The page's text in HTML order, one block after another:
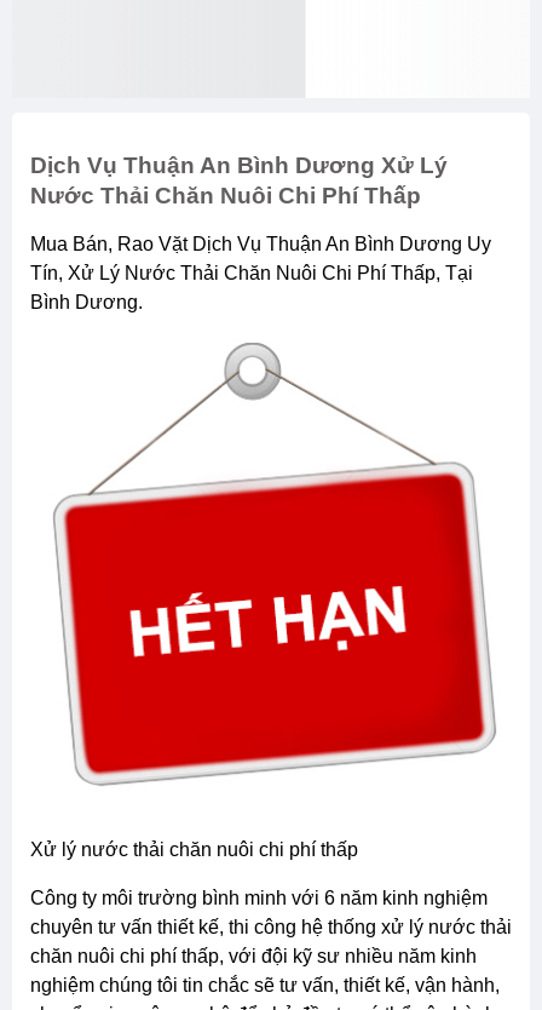
Dịch Vụ Thuận An Bình Dương Xử Lý
Nước Thải Chăn Nuôi Chi Phí Thấp
Mua Bán, Rao Vặt Dịch Vụ Thuận An Bình Dương Uy
Tín, Xử Lý Nước Thải Chăn Nuôi Chi Phí Thấp, Tại
Bình Dương.
xử lý nước thải chăn nuôi chi phí thấp
công ty môi trường bình minh với 6 năm kinh nghiệm
chuyên tư vấn thiết kế, thi công hệ thống xử lý nước thải
chăn nuôi chi phí thấp, với đội kỹ sư nhiều năm kinh
nghiệm chúng tôi tin chắc sẽ tư vấn, thiết kế, vận hành,